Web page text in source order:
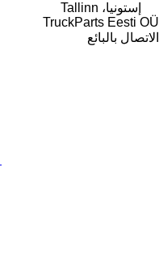
إستونيا، Tallinn
TruckParts Eesti OÜ
الاتصال بالبائع